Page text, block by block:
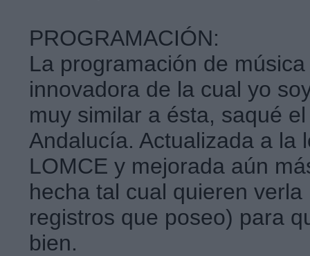
PROGRAMACIÓN:
La programación de
innovadora de la cual yo
muy similar a ésta, saqué
Andalucía. Actualizada a la
LOMCE y mejorada aún
hecha tal cual quieren
registros que poseo) para
bien.